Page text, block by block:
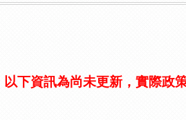
下資訊為尚未更新，實際政